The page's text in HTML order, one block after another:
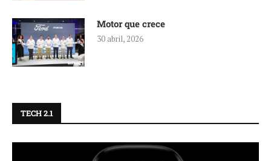
Motor que crece
30 abril, 2026
TECH 2.1